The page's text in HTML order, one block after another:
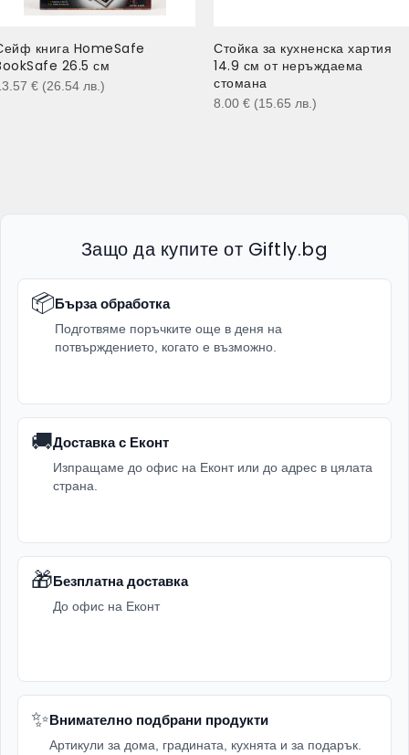
книга HomeSafe
26.5 см
€ (26.54 лв. )
Стойка за кухненска хартия
14.9 см от неръждаема
стомана
8.00 € (15.65 лв. )
Защо да купите от Giftly.bg
📦Бърза обработка
Подготвяме поръчките още в деня на
потвърждението, когато е възможно.
🚚Доставка с Еконт
Изпращаме до офис на Еконт или до адрес в цялата
страна.
🎁Безплатна доставка
До офис на Еконт
✨Внимателно подбрани продукти
Артикули за дома, градината, кухнята и за подарък.